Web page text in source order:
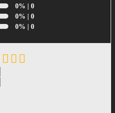
0% | 0
0% | 0
0% | 0